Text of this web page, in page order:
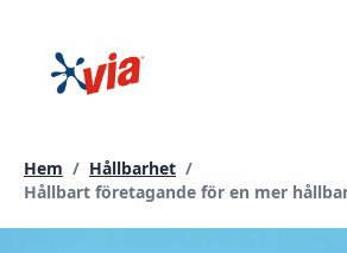
innehållet
Hem / Hållbarhet /
Current page:
Hållbart företagande för en mer